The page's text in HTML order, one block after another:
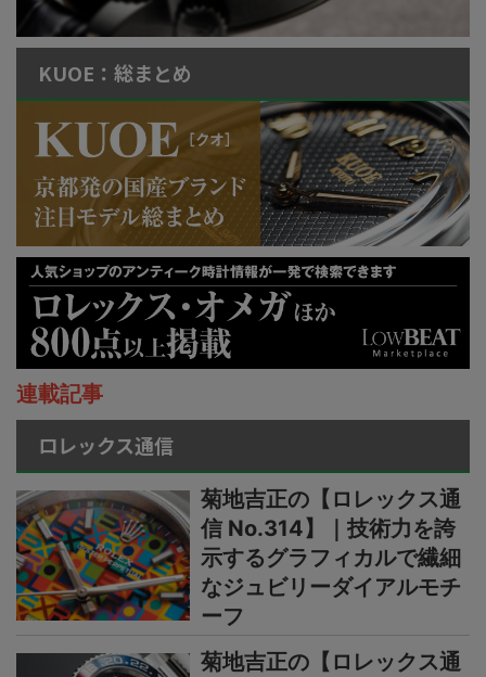
KUOE：総まとめ
連載記事
ロレックス通信
菊地吉正の【ロレックス通
信 No.314】｜技術力を誇
示するグラフィカルで繊細
なジュビリーダイアルモチ
ーフ
菊地吉正の【ロレックス通